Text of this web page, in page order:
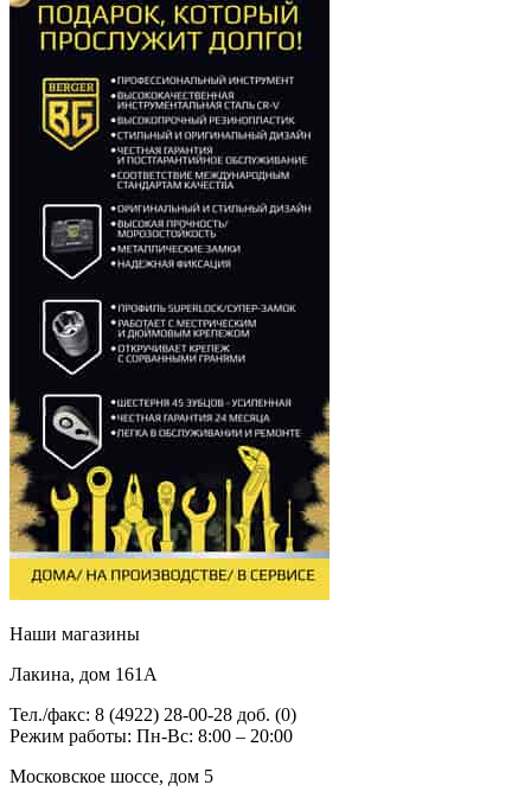
Наши магазины
Лакина, дом 161А
Тел./факс: 8 (4922) 28-00-28 доб. (0)
Режим работы: Пн-Вс: 8:00 – 20:00
Московское шоссе, дом 5